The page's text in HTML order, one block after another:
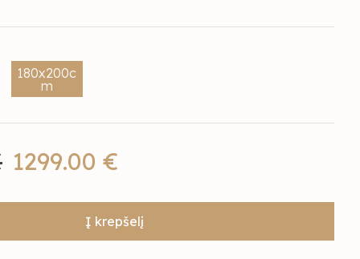
180x200c
m
1299.00 €
Į krepšelį